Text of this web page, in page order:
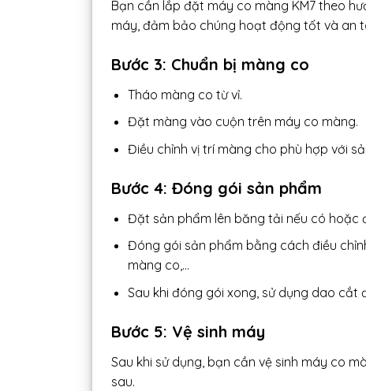
Bạn cần lắp đặt máy co màng KM7 theo
máy, đảm bảo chúng hoạt động tốt và an
Bước 3: Chuẩn bị màng co
Tháo màng co từ vỉ.
Đặt màng vào cuộn trên máy co màng.
Điều chỉnh vị trí màng cho phù hợp với
Bước 4: Đóng gói sản phẩm
Đặt sản phẩm lên băng tải nếu có hoặc
Đóng gói sản phẩm bằng cách điều
màng co,…
Sau khi đóng gói xong, sử dụng dao cắt
Bước 5: Vệ sinh máy
Sau khi sử dụng, bạn cần vệ sinh máy co
sau.